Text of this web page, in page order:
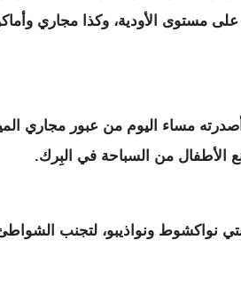
مستوى الأودية، وكذا مجاري
مساء اليوم من عبور مجاري
الأطفال من السباحة في البِرك.
نواكشوط ونواذيبو، لتجنب